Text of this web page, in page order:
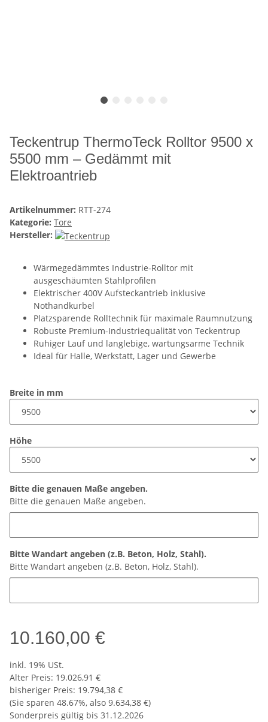
Teckentrup ThermoTeck Rolltor 9500 x
5500 mm – Gedämmt mit
Elektroantrieb
Artikelnummer: RTT-274
Kategorie: Tore
Hersteller:
Wärmegedämmtes Industrie-Rolltor mit
ausgeschäumten Stahlprofilen
Elektrischer 400V Aufsteckantrieb inklusive
Nothandkurbel
Platzsparende Rolltechnik für maximale Raumnutzung
Robuste Premium-Industriequalität von Teckentrup
Ruhiger Lauf und langlebige, wartungsarme Technik
Ideal für Halle, Werkstatt, Lager und Gewerbe
Breite in mm
Höhe
Bitte die genauen Maße angeben.
Bitte die genauen Maße angeben.
Bitte Wandart angeben (z.B. Beton, Holz, Stahl).
Bitte Wandart angeben (z.B. Beton, Holz, Stahl).
10.160,00 €
inkl. 19% USt.
Alter Preis: 19.026,91 €
bisheriger Preis: 19.794,38 €
(Sie sparen 48.67%, also 9.634,38 €)
Sonderpreis gültig bis 31.12.2026